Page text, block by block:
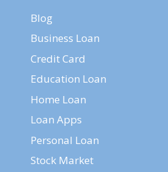
Blog
Business Loan
Credit Card
Education Loan
Home Loan
Loan Apps
Personal Loan
Stock Market